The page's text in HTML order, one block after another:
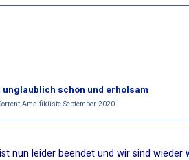
unglaublich schön und erholsam
Amalfiküste September 2020
nun leider beendet und wir sind wieder